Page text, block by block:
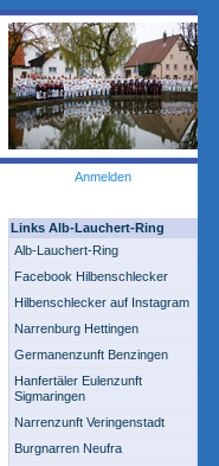
Anmelden
Links Alb-Lauchert-Ring
Alb-Lauchert-Ring
Facebook Hilbenschlecker
Hilbenschlecker auf Instagram
Narrenburg Hettingen
Germanenzunft Benzingen
Hanfertäler Eulenzunft
Sigmaringen
Narrenzunft Veringenstadt
Burgnarren Neufra